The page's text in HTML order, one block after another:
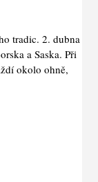
tradic. 2. dubna
a Saska. Při
okolo ohně,